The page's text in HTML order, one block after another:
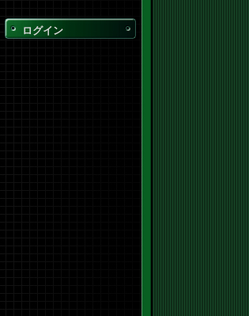
ログイン